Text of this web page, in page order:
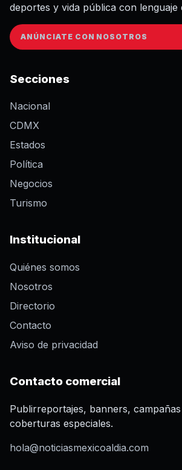
deportes y vida pública con lenguaje
ANÚNCIATE CON NOSOTROS
Secciones
Nacional
CDMX
Estados
Política
Negocios
Turismo
Institucional
Quiénes somos
Nosotros
Directorio
Contacto
Aviso de privacidad
Contacto comercial
Publirreportajes, banners,
coberturas especiales.
hola@noticiasmexicoaldia.com